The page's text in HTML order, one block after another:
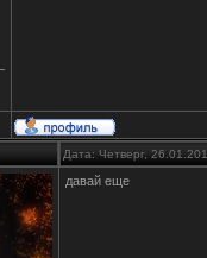
Дата: Четверг,
давай еще